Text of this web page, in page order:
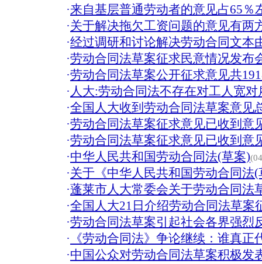
·来自基层普通劳动者的意见占65％
·关于解决拖欠工资问题的意见有两
·经过调研和讨论解决劳动合同文本
·劳动合同法草案征求民意情况发布
·劳动合同法草案公开征求意见共
· 人大:劳动合同法不存在对工人宽
·全国人大收到劳动合同法草案意见
·劳动合同法草案征求意见已收到意
·劳动合同法草案征求意见已收到意
·中华人民共和国劳动合同法(草案)
·关于《中华人民共和国劳动合同法
·蓬莱市人大常委会关于劳动合同法
·全国人大21日介绍劳动合同法草案
·劳动合同法草案引起社会各界强烈
· 《劳动合同法》争论继续：谁真正
·中国公众对劳动合同法草案积极发